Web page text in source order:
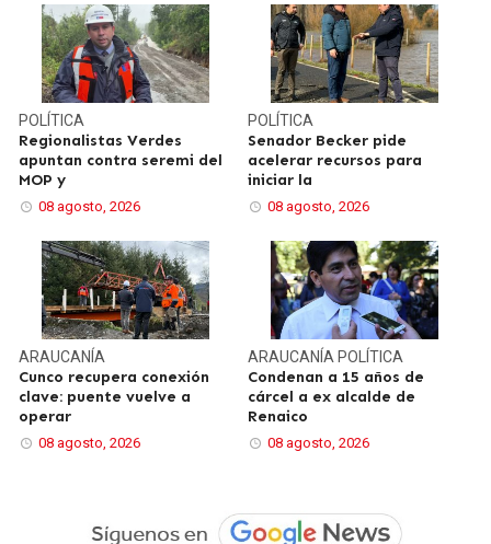
POLÍTICA
Regionalistas Verdes
apuntan contra seremi del
MOP y
08 agosto, 2026
POLÍTICA
Senador Becker pide
acelerar recursos para
iniciar la
08 agosto, 2026
ARAUCANÍA
Cunco recupera conexión
clave: puente vuelve a
operar
08 agosto, 2026
ARAUCANÍA POLÍTICA
Condenan a 15 años de
cárcel a ex alcalde de
Renaico
08 agosto, 2026